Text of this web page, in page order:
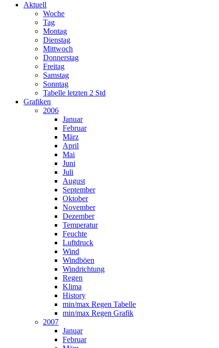
Aktuell
Woche
Tag
Montag
Dienstag
Mittwoch
Donnerstag
Freitag
Samstag
Sonntag
Tabelle letzten 2 Std
Grafiken
2006
Januar
Februar
März
April
Mai
Juni
Juli
August
September
Oktober
November
Dezember
Temperatur
Feuchte
Luftdruck
Wind
Windböen
Windrichtung
Regen
Klima
History
min/max Regen Tabelle
min/max Regen Grafik
2007
Januar
Februar